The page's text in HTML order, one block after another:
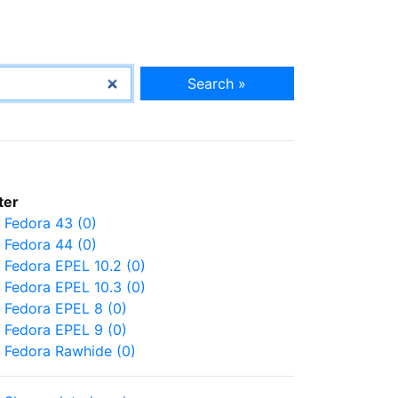
Search »
Fedora 43 (0)
Fedora 44 (0)
Fedora EPEL 10.2 (0)
Fedora EPEL 10.3 (0)
Fedora EPEL 8 (0)
Fedora EPEL 9 (0)
Fedora Rawhide (0)